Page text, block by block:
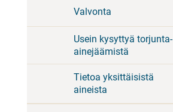
Valvonta
Usein kysyttyä torjunta-
ainejäämistä
Tietoa yksittäisistä
aineista